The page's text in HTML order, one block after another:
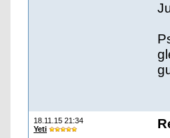
18.11.15 21:34
Yeti